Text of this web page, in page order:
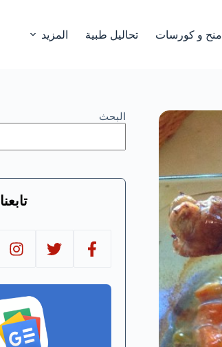
منح و كورسات تحاليل طبية المزيد
البحث
تابعنا